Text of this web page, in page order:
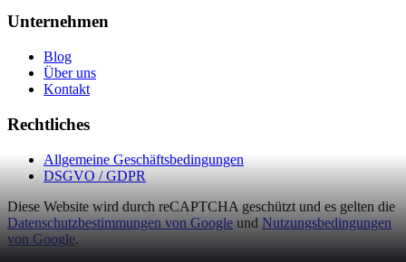
Unternehmen
Blog
Über uns
Kontakt
Rechtliches
Allgemeine Geschäftsbedingungen
DSGVO / GDPR
Diese Website wird durch reCAPTCHA geschützt und es gelten die
Datenschutzbestimmungen von Google und Nutzungsbedingungen
von Google.